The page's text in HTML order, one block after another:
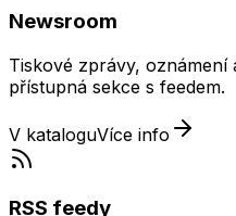
Newsroom
Tiskové zprávy, oznámení
přístupná sekce s feedem.
V kataloguVíce info
RSS feedy